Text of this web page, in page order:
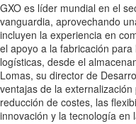
GXO es líder mundial en el
vanguardia, aprovechando
incluyen la experiencia en
el apoyo a la fabricación
logísticas, desde el
Lomas, su director de
ventajas de la
reducción de costes, las
innovación y la tecnología en